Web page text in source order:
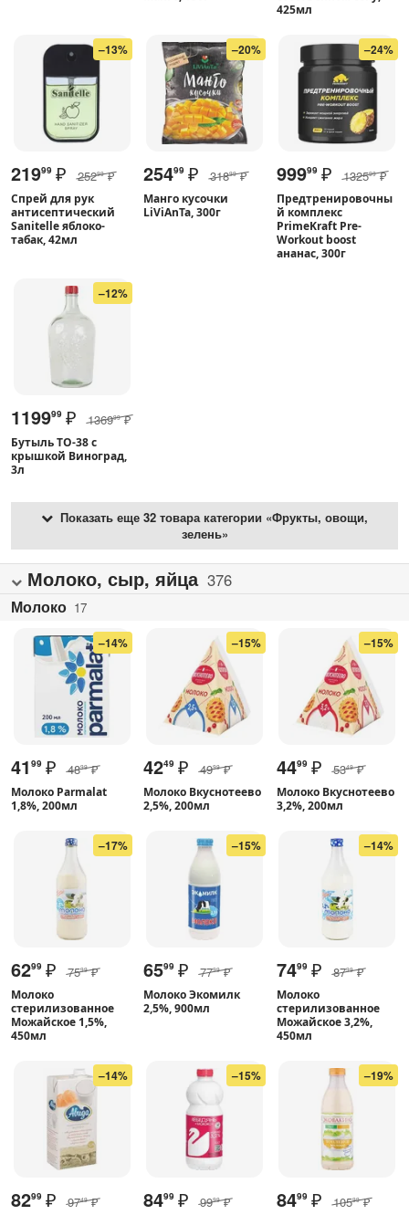
425мл
–13%
21999 ₽ 25299 ₽
Спрей для рук
антисептический
Sanitelle яблоко-
табак, 42мл
–20%
25499 ₽ 31899 ₽
Манго кусочки
LiViAnTa, 300г
–24%
99999 ₽ 132599 ₽
Предтренировочны
й комплекс
PrimeKraft Pre-
Workout boost
ананас, 300г
–12%
119999 ₽ 136999 ₽
Бутыль ТО-38 с
крышкой Виноград,
3л
Показать еще 32 товара категории «Фрукты, овощи,
зелень»
Молоко, сыр, яйца 376
Молоко 17
–14%
41 99 ₽ 4899 ₽
Молоко Parmalat
1,8%, 200мл
–15%
4249 ₽ 4999 ₽
Молоко Вкуснотеево
2,5%, 200мл
–15%
4499 ₽ 5349 ₽
Молоко Вкуснотеево
3,2%, 200мл
–17%
6299 ₽ 7599 ₽
Молоко
стерилизованное
Можайское 1,5%,
450мл
–15%
6599 ₽ 7799 ₽
Молоко Экомилк
2,5%, 900мл
–14%
7499 ₽ 8799 ₽
Молоко
стерилизованное
Можайское 3,2%,
450мл
–14%
8299 ₽ 9749 ₽
–15%
8499 ₽ 9999 ₽
–19%
8499 ₽ 10599 ₽